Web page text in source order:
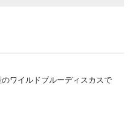
のワイルドブルーディスカスで